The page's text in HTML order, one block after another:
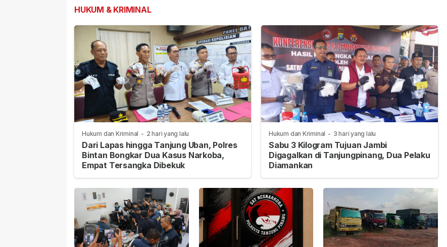
HUKUM & KRIMINAL
Hukum dan Kriminal - 2 hari yang lalu
Dari Lapas hingga Tanjung Uban, Polres
Bintan Bongkar Dua Kasus Narkoba,
Empat Tersangka Dibekuk
Hukum dan Kriminal - 3 hari yang lalu
Sabu 3 Kilogram Tujuan Jambi
Digagalkan di Tanjungpinang, Dua Pelaku
Diamankan